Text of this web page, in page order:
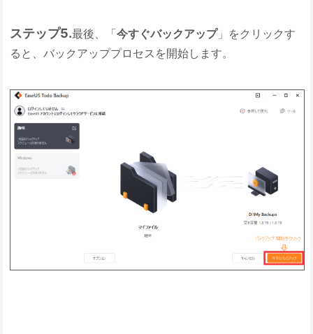
ステップ5.最後、「今すぐバックアップ」をクリックす
ると、バックアッププロセスを開始します。